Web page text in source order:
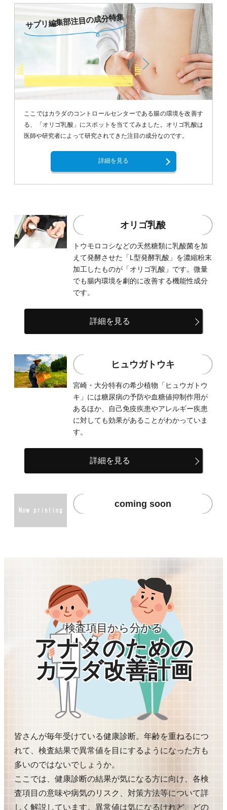
サプリ編集部注目の成分特集
ここではカラダのコントロールセンターである腸の環境を改善す
る、「オリゴ乳酸」にスポットを当ててみました。オリゴ乳酸は
医師や研究者によって研究されてきた注目の成分なのです。
詳細を見る
オリゴ乳酸
トウモロコシなどの天然糖類に乳酸菌を加
えて発酵させた「L型発酵乳酸」を濃縮粉末
加工したものが「オリゴ乳酸」です。微量
でも腸内環境を劇的に改善する機能性成分
です。
詳細を見る
ヒュウガトウキ
宮崎・大分特有の希少植物「ヒュウガトウ
キ」には糖尿病の予防や血糖値抑制作用が
あるほか、自己免疫疾患やアレルギー疾患
に対しても効果があることがわかっていま
す。
詳細を見る
coming soon
検査項目から分かる
アナタのための
カラダ改善計画
皆さんが毎年受けている健康診断。年齢を重ねるにつ
れて、検査結果で異常値を目にするようになった方も
多いのではないでしょうか。
ここでは、健康診断の結果が気になる方に向け、各検
査項目の意味や病気のリスク、対策方法等について詳
しく解説しています。異常値は気になるけれど、どの